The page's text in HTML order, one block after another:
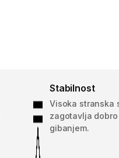
Stabilnost
Visoka stranska
zagotavlja
gibanjem.